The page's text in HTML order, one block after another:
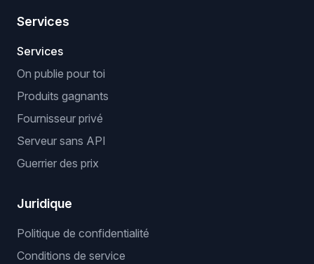
Services
Services
On publie pour toi
Produits gagnants
Fournisseur privé
Serveur sans API
Guerrier des prix
Juridique
Politique de confidentialité
Conditions de service